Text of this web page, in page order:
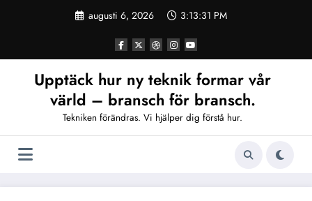
augusti 6, 2026 3:13:31 PM
Upptäck hur ny teknik formar vår
värld – bransch för bransch.
Tekniken förändras. Vi hjälper dig förstå hur.